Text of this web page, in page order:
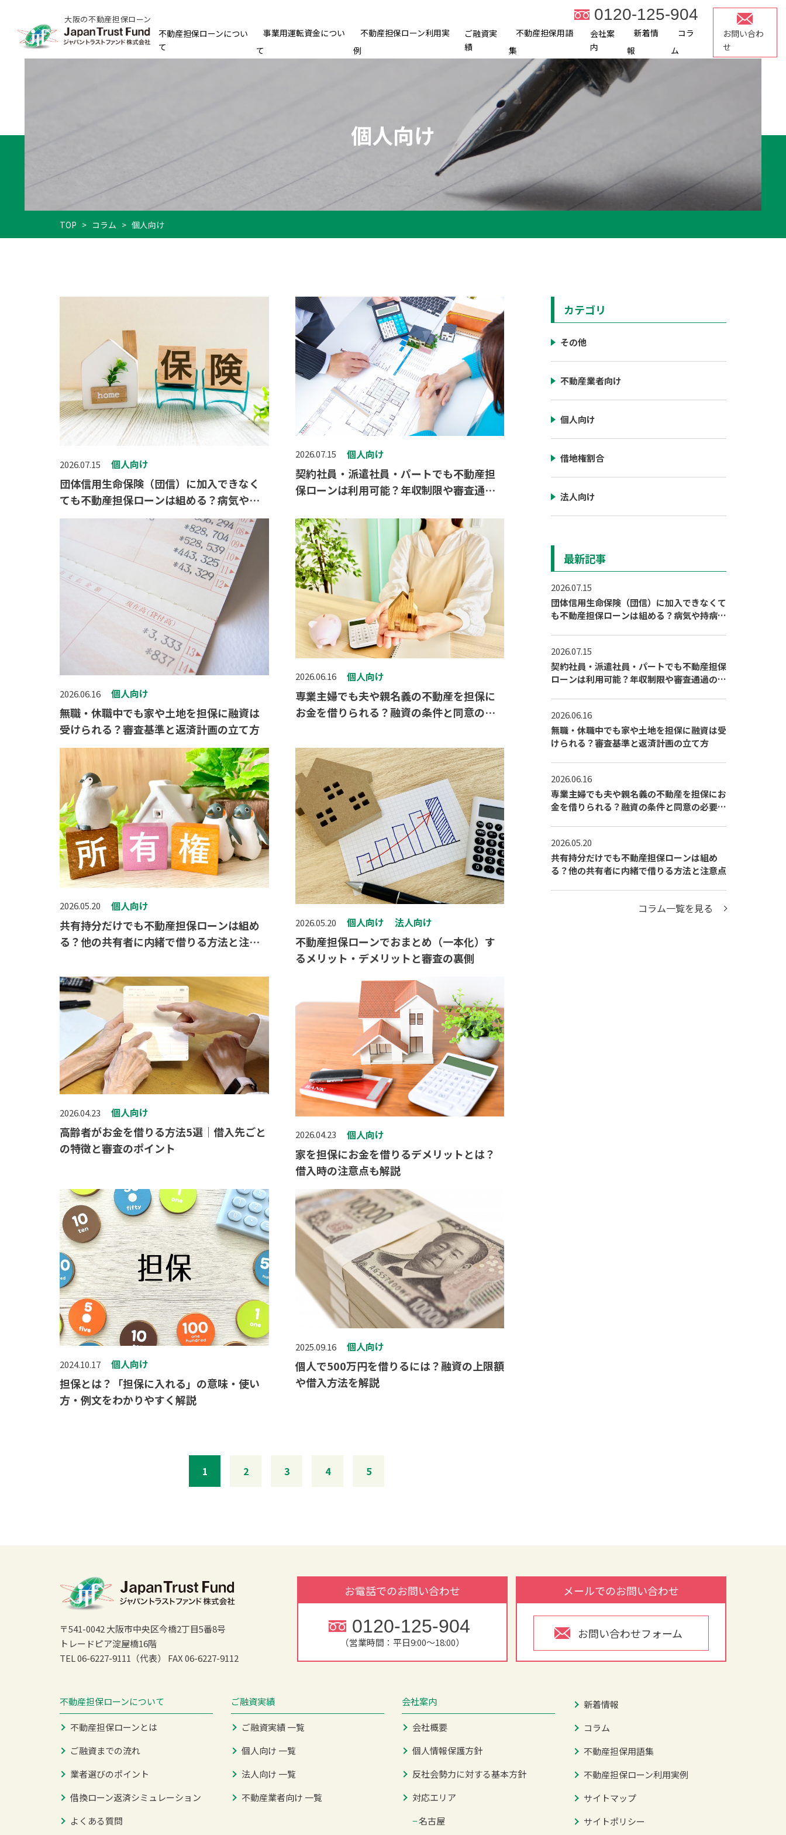
大阪の不動産担保ローン 0120-125-904
不動産担保ローンについ
て
事業用運転資金につい
て
不動産担保ローン利用実
例
ご融資実
績
不動産担保用語
集
会社案
内
新着情
報
コラ
ム
お問い合わ
せ
個人向け
TOP > コラム > 個人向け
2026.07.15 個人向け
団体信用生命保険（団信）に加入できなく
ても不動産担保ローンは組める？病気や持
病がある場合の対策
2026.07.15 個人向け
契約社員・派遣社員・パートでも不動産担
保ローンは利用可能？年収制限や審査通過
2026.06.16 個人向け
無職・休職中でも家や土地を担保に融資は
受けられる？審査基準と返済計画の立て方
2026.06.16 個人向け
専業主婦でも夫や親名義の不動産を担保に
お金を借りられる？融資の条件と同意の必
2026.05.20 個人向け
共有持分だけでも不動産担保ローンは組め
る？他の共有者に内緒で借りる方法と注意
2026.05.20 個人向け 法人向け
不動産担保ローンでおまとめ（一本化）す
るメリット・デメリットと審査の裏側
2026.04.23 個人向け
高齢者がお金を借りる方法5選｜借入先ごと
の特徴と審査のポイント
2026.04.23 個人向け
家を担保にお金を借りるデメリットとは？
借入時の注意点も解説
2024.10.17 個人向け
担保とは？「担保に入れる」の意味・使い
方・例文をわかりやすく解説
2025.09.16 個人向け
個人で500万円を借りるには？融資の上限額
や借入方法を解説
1 2 3 4 5
カテゴリ
その他
不動産業者向け
個人向け
借地権割合
法人向け
最新記事
2026.07.15
団体信用生命保険（団信）に加入できなくて
も不動産担保ローンは組める？病気や持病が
2026.07.15
契約社員・派遣社員・パートでも不動産担保
ローンは利用可能？年収制限や審査通過のポ
2026.06.16
無職・休職中でも家や土地を担保に融資は受
けられる？審査基準と返済計画の立て方
2026.06.16
専業主婦でも夫や親名義の不動産を担保にお
金を借りられる？融資の条件と同意の必要性
2026.05.20
共有持分だけでも不動産担保ローンは組め
る？他の共有者に内緒で借りる方法と注意点
コラム一覧を見る
〒541-0042 大阪市中央区今橋2丁目5番8号
トレードピア淀屋橋16階
TEL 06-6227-9111（代表）
FAX 06-6227-9112
お電話でのお問い合わせ
0120-125-904
（営業時間：平日9:00～18:00）
メールでのお問い合わせ
お問い合わせフォーム
不動産担保ローンについて
不動産担保ローンとは
ご融資までの流れ
業者選びのポイント
借換ローン返済シミュレーション
よくある質問
ご融資実績
ご融資実績 一覧
個人向け 一覧
法人向け 一覧
不動産業者向け 一覧
会社案内
会社概要
個人情報保護方針
反社会勢力に対する基本方針
対応エリア
−名古屋
新着情報
コラム
不動産担保用語集
不動産担保ローン利用実例
サイトマップ
サイトポリシー